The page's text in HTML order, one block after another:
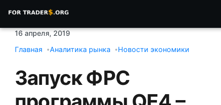
16 апреля, 2019
Главная
Аналитика рынка Новости экономики
Запуск ФРС